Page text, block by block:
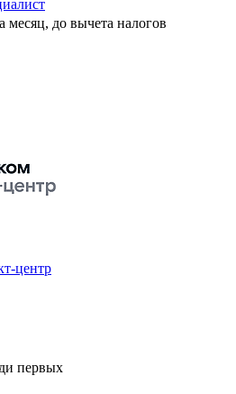
месяц, до вычета налогов
центр
первых